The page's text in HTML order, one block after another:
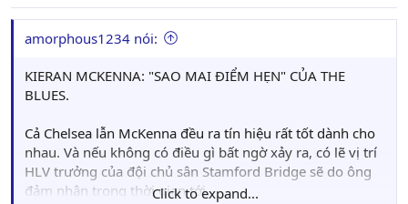
amorphous1234 nói:
KIERAN MCKENNA: "SAO MAI ĐIỂM HẸN" CỦA THE
BLUES.
Cả Chelsea lẫn McKenna đều ra tín hiệu rất tốt dành cho
nhau. Và nếu không có điều gì bất ngờ xảy ra, có lẽ vị trí
HLV trưởng của đội chủ sân Stamford Bridge sẽ do ông
đảm nhận trong thời gian tới.
Click to expand...